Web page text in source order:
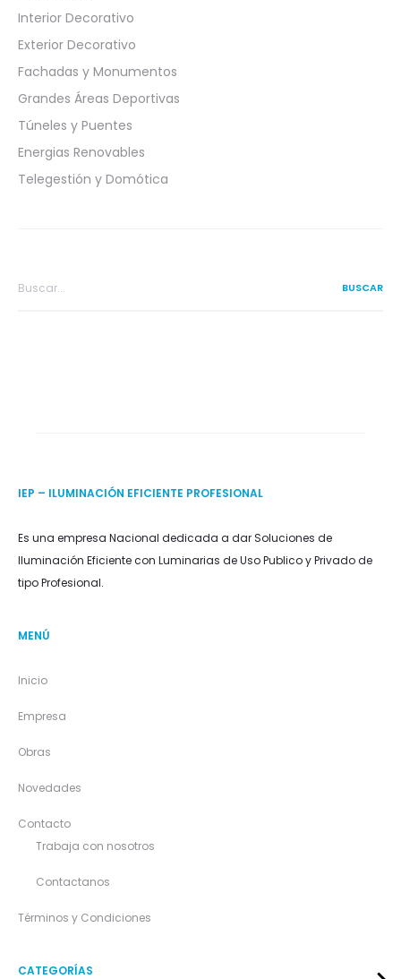
Interior Decorativo
Exterior Decorativo
Fachadas y Monumentos
Grandes Áreas Deportivas
Túneles y Puentes
Energias Renovables
Telegestión y Domótica
IEP – ILUMINACIÓN EFICIENTE PROFESIONAL
Es una empresa Nacional dedicada a dar Soluciones de
Iluminación Eficiente con Luminarias de Uso Publico y Privado de
tipo Profesional.
MENÚ
Inicio
Empresa
Obras
Novedades
Contacto
Trabaja con nosotros
Contactanos
Términos y Condiciones
CATEGORÍAS